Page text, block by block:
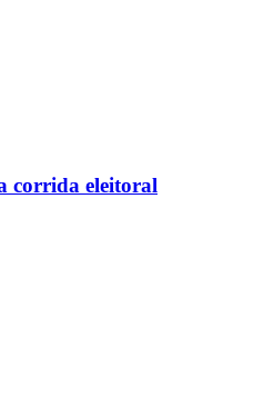
corrida eleitoral